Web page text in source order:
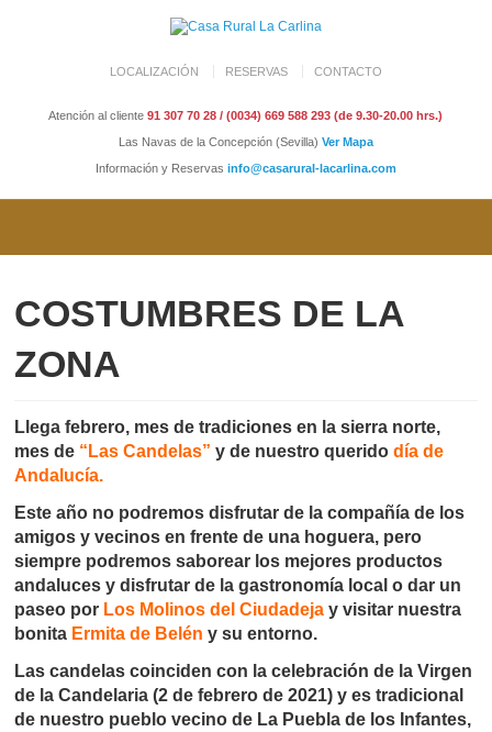
LOCALIZACIÓN RESERVAS CONTACTO
Atención al cliente 91 307 70 28 / (0034) 669 588 293 (de 9.30-20.00 hrs.)
Las Navas de la Concepción (Sevilla) Ver Mapa
Información y Reservas info@casarural-lacarlina.com
COSTUMBRES DE LA
ZONA
Llega febrero, mes de tradiciones en la sierra norte,
mes de “Las Candelas” y de nuestro queridodía de
Andalucía.
Este año no podremos disfrutar de la compañía de los
amigos y vecinos en frente de una hoguera, pero
siempre podremos saborear los mejores productos
andaluces y disfrutar de la gastronomía local o dar un
paseo por Los Molinos del Ciudadeja y visitar nuestra
bonita Ermita de Belén y su entorno.
Las candelas coinciden con la celebración de la Virgen
de la Candelaria (2 de febrero de 2021) y es tradicional
de nuestro pueblo vecino de La Puebla de los Infantes,